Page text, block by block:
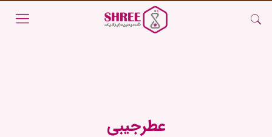
عطرجیبی